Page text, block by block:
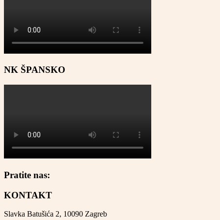
NK ŠPANSKO
Pratite nas:
KONTAKT
Slavka Batušića 2, 10090 Zagreb